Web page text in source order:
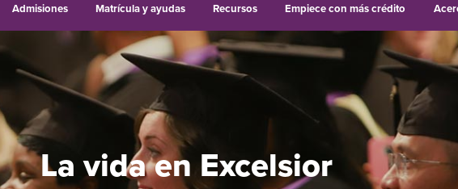
Admisiones Matrícula y ayudas Recursos Empiece con más crédito
La vida en Excelsior